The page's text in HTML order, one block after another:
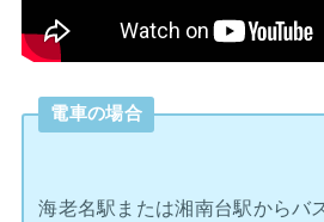
電車の場合
海老名駅または湘南台駅からバ